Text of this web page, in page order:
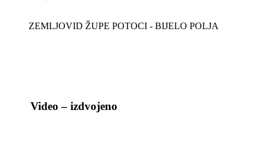
ZEMLJOVID ŽUPE POTOCI - BIJELO POLJA
Video – izdvojeno